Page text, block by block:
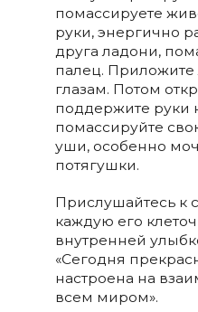
помассируете
руки, энергично
друга ладони,
палец.
глазам. Потом
поддержите
помассируйте
уши, особенно
потягушки.
Прислушайтесь к
каждую его
внутренней
«Сегодня
настроена на
всем миром».